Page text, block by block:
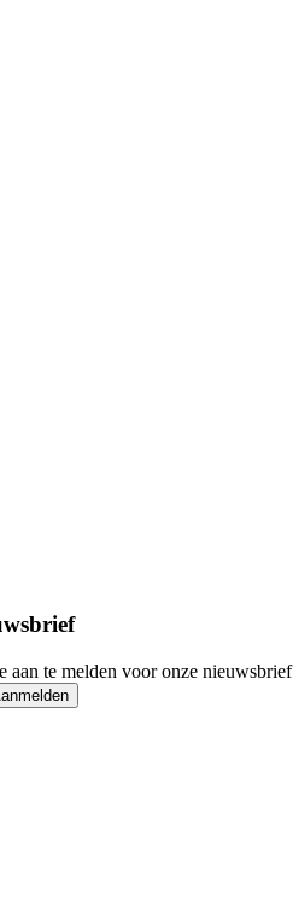
aan te melden voor onze nieuwsbrief